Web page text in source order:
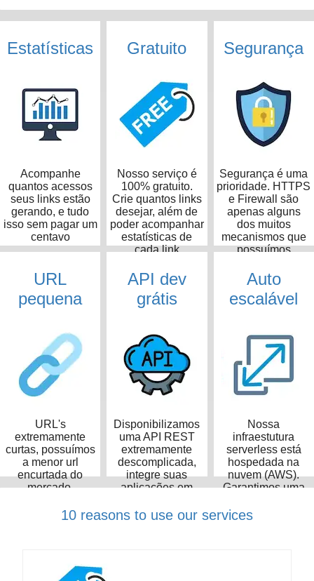
Estatísticas
Acompanhe
quantos acessos
seus links estão
gerando, e tudo
isso sem pagar um
centavo
Gratuito
Nosso serviço é
100% gratuito.
Crie quantos links
desejar, além de
poder acompanhar
estatísticas de
cada link
Segurança
Segurança é uma
prioridade. HTTPS
e Firewall são
apenas alguns
dos muitos
mecanismos que
possuímos
URL
pequena
URL's
extremamente
curtas, possuímos
a menor url
encurtada do
mercado,
14 caracteres
API dev
grátis
Disponibilizamos
uma API REST
extremamente
descomplicada,
integre suas
aplicações em
Auto
escalável
Nossa
infraestutura
serverless está
hospedada na
nuvem (AWS).
Garantimos uma
disponibilidade de
10 reasons to use our services